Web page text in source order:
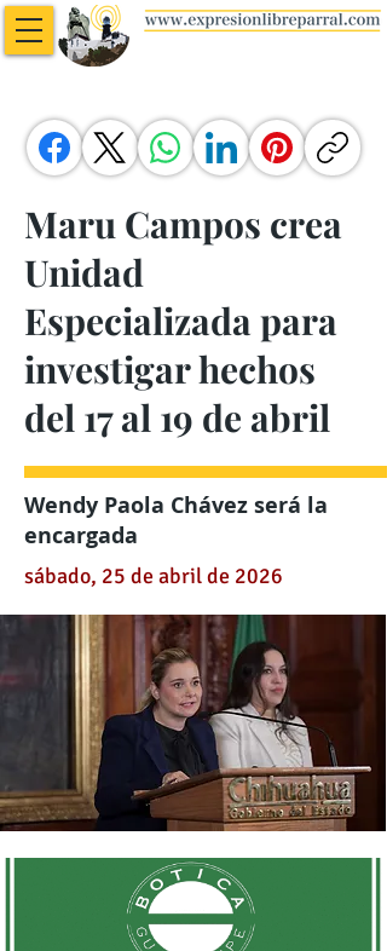
Maru Campos crea
Unidad
Especializada para
investigar hechos
del 17 al 19 de abril
Wendy Paola Chávez será la
encargada
sábado, 25 de abril de 2026